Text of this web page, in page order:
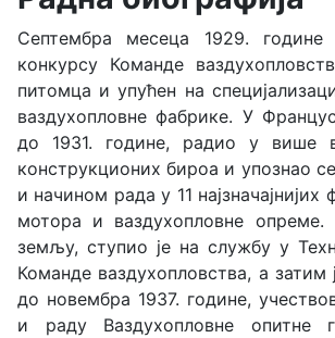
Септембра месеца 1929. године
конкурсу Команде
питомца и упућен на
ваздухопловне фабрике. У
до 1931. године, радио у више
конструкционих бироа и упознао
и начином рада у 11 најзначајнијих
мотора и ваздухопловне
земљу, ступио је на службу у
Команде ваздухопловства, а затим
до новембра 1937. године,
и раду Ваздухопловне опитне